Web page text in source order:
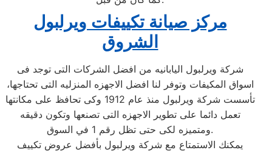
مركز صيانة تكييفات ويرلبول
الشروق
شركة ويرلبول اليابانيه من افضل الشركات التى توجد فى
اسواق المكيفات وتوفر لنا افضل الاجهزه المنزليه التى تحتاجها،
تأسست شركة ويرلبول منذ عام 1912 وكى تحافظ على مكانتها
تعمل دائما على تطوير الاجهزه التى تصنعها وتكون دقيقه
ومتميزه لكى حتى تظل رقم 1 في السوق.
يمكنك الاستمتاع مع شركة ويرلبول بأفضل عروض تكييف